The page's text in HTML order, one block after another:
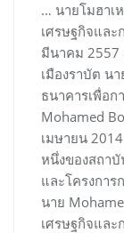
… นายโมฮาเ
เศรษฐกิจและ
มีนาคม 2557
เมืองราบัต น
ธนาคารเพื่อก
Mohamed
เมษายน
หนึ่งของสถาบั
และโครงกา
นาย
เศรษฐกิจและ